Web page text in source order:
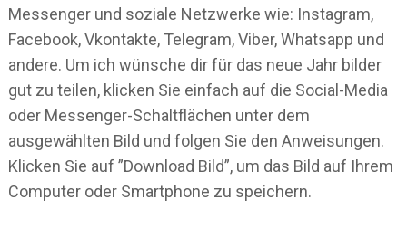
Messenger und soziale Netzwerke wie: Instagram,
Facebook, Vkontakte, Telegram, Viber, Whatsapp und
andere. Um ich wünsche dir für das neue Jahr bilder
gut zu teilen, klicken Sie einfach auf die Social-Media
oder Messenger-Schaltflächen unter dem
ausgewählten Bild und folgen Sie den Anweisungen.
Klicken Sie auf ”Download Bild”, um das Bild auf Ihrem
Computer oder Smartphone zu speichern.